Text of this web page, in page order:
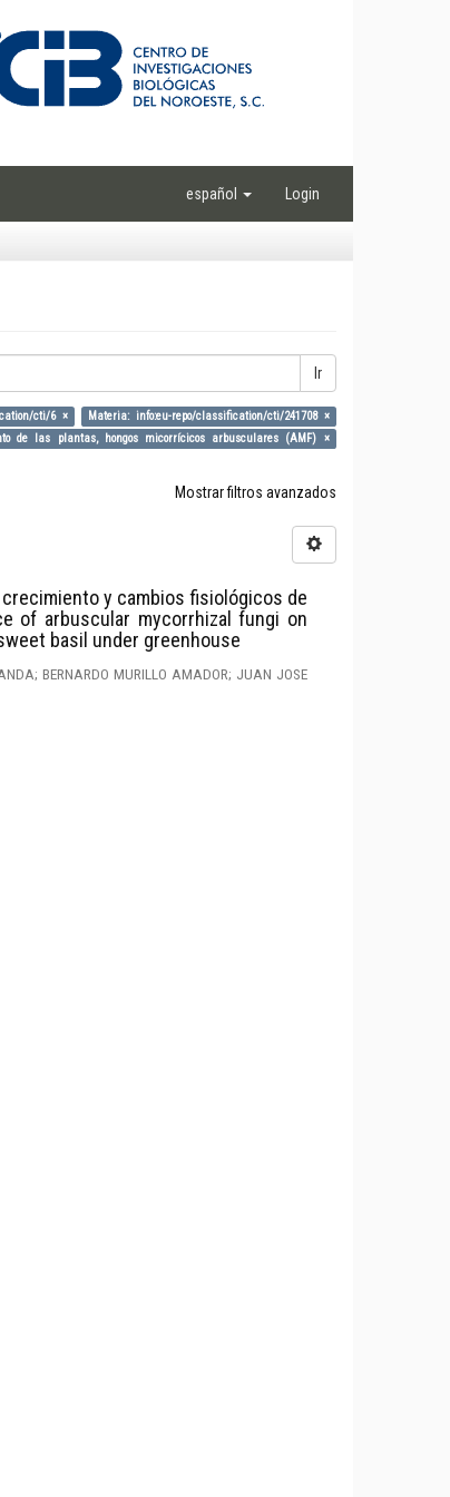
español Login
Ir
cti/6 ×
Materia: info:eu-repo/classification/cti/241708 ×
de las plantas, hongos micorrícicos arbusculares (AMF) ×
Mostrar filtros avanzados
y cambios fisiológicos de
of arbuscular mycorrhizal fungi on
basil under greenhouse
BERNARDO MURILLO AMADOR; JUAN JOSE